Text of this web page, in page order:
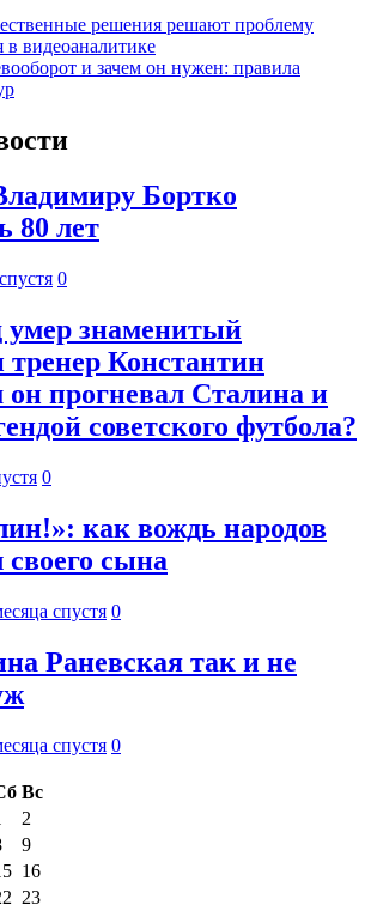
решения решают проблему
видеоаналитике
и зачем он нужен: правила
Бортко
80 лет
0
умер знаменитый
тренер Константин
прогневал Сталина и
советского футбола?
0
как вождь народов
сына
спустя 0
Раневская так и не
спустя 0
Вс
2
9
16
23